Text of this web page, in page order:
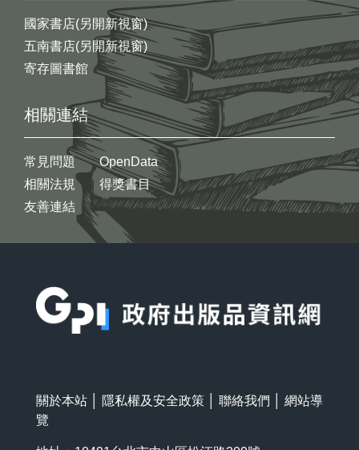
國家書店(另開新視窗)
五南書店(另開新視窗)
寄存圖書館
相關連結
常見問題
相關法規
友善連結
OpenData
得獎書目
關於本站 隱私權及安全政策 聯絡我們
網站導
覽